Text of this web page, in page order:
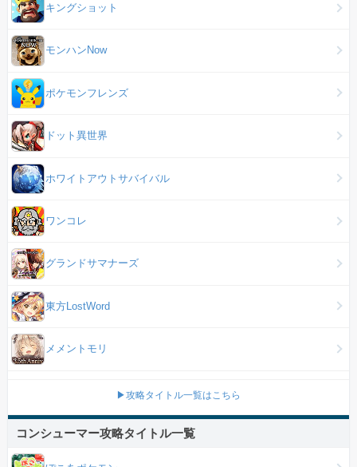
キングショット
モンハンNow
ポケモンフレンズ
ドット異世界
ホワイトアウトサバイバル
ワンコレ
グランドサマナーズ
東方LostWord
メメントモリ
▶攻略タイトル一覧はこちら
コンシューマー攻略タイトル一覧